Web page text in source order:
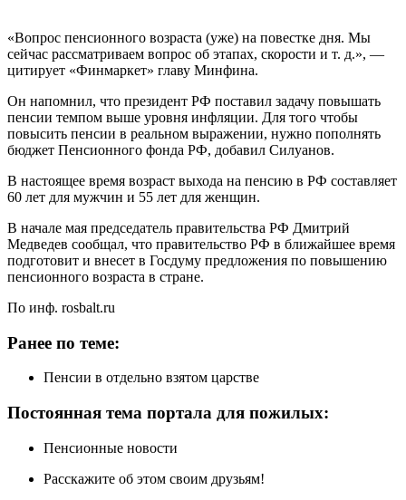
«Вопрос пенсионного возраста (уже) на повестке дня. Мы
сейчас рассматриваем вопрос об этапах, скорости и т. д.», —
цитирует «Финмаркет» главу Минфина.
Он напомнил, что президент РФ поставил задачу повышать
пенсии темпом выше уровня инфляции. Для того чтобы
повысить пенсии в реальном выражении, нужно пополнять
бюджет Пенсионного фонда РФ, добавил Силуанов.
В настоящее время возраст выхода на пенсию в РФ составляет
60 лет для мужчин и 55 лет для женщин.
В начале мая председатель правительства РФ Дмитрий
Медведев сообщал, что правительство РФ в ближайшее время
подготовит и внесет в Госдуму предложения по повышению
пенсионного возраста в стране.
По инф. rosbalt.ru
Ранее по теме:
Пенсии в отдельно взятом царстве
Постоянная тема портала для пожилых:
Пенсионные новости
Расскажите об этом своим друзьям!